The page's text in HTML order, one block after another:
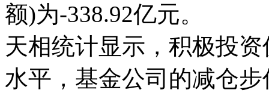
额)为-338.92亿元。
天相统计显示，积极投
水平，基金公司的减仓